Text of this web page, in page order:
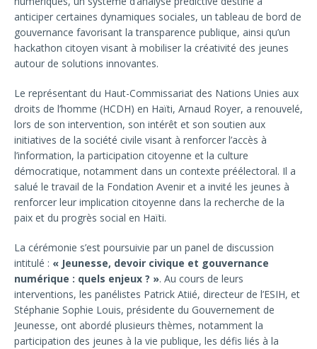
anticiper certaines dynamiques sociales, un tableau de bord de
gouvernance favorisant la transparence publique, ainsi qu’un
hackathon citoyen visant à mobiliser la créativité des jeunes
autour de solutions innovantes.
Le représentant du Haut-Commissariat des Nations Unies aux
droits de l’homme (HCDH) en Haïti, Arnaud Royer, a renouvelé,
lors de son intervention, son intérêt et son soutien aux
initiatives de la société civile visant à renforcer l’accès à
l’information, la participation citoyenne et la culture
démocratique, notamment dans un contexte préélectoral. Il a
salué le travail de la Fondation Avenir et a invité les jeunes à
renforcer leur implication citoyenne dans la recherche de la
paix et du progrès social en Haïti.
La cérémonie s’est poursuivie par un panel de discussion
intitulé : « Jeunesse, devoir civique et gouvernance
numérique : quels enjeux ? ». Au cours de leurs
interventions, les panélistes Patrick Atiié, directeur de l’ESIH, et
Stéphanie Sophie Louis, présidente du Gouvernement de
Jeunesse, ont abordé plusieurs thèmes, notamment la
participation des jeunes à la vie publique, les défis liés à la